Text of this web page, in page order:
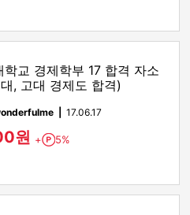
학교 경제학부 17 합격 자소
, 고대 경제도 합격)
17.06.17
원 + Point
5%